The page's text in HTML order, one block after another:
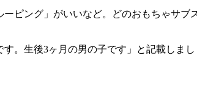
ピング」がいいなど。どのおもちゃサ
。生後3ヶ月の男の子です」と記載しま